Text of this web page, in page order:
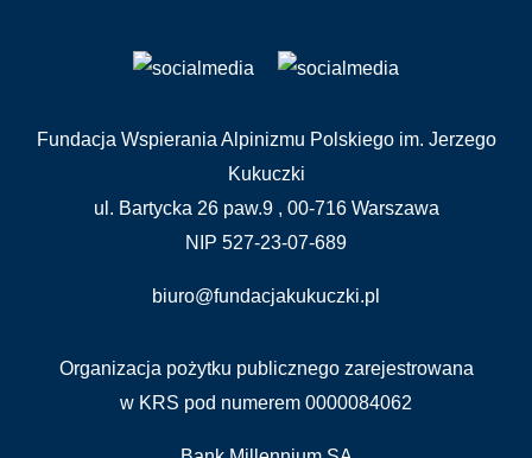
Fundacja Wspierania Alpinizmu Polskiego im. Jerzego
Kukuczki
ul. Bartycka 26 paw.9 , 00-716 Warszawa
NIP 527-23-07-689
biuro@fundacjakukuczki.pl
Organizacja pożytku publicznego zarejestrowana
w KRS pod numerem 0000084062